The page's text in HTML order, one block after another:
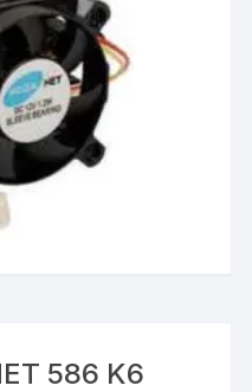
586 K6